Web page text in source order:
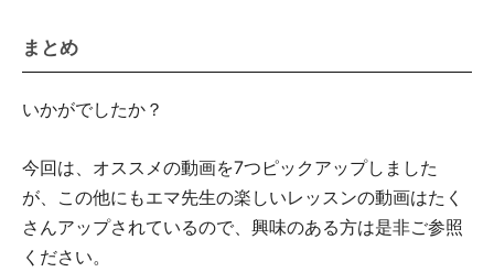
まとめ
いかがでしたか？
今回は、オススメの動画を7つピックアップしました
が、この他にもエマ先生の楽しいレッスンの動画はたく
さんアップされているので、興味のある方は是非ご参照
ください。